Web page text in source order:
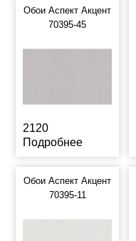
Обои Аспект Акцент
70395-45
2120
Подробнее
Обои Аспект Акцент
70395-11